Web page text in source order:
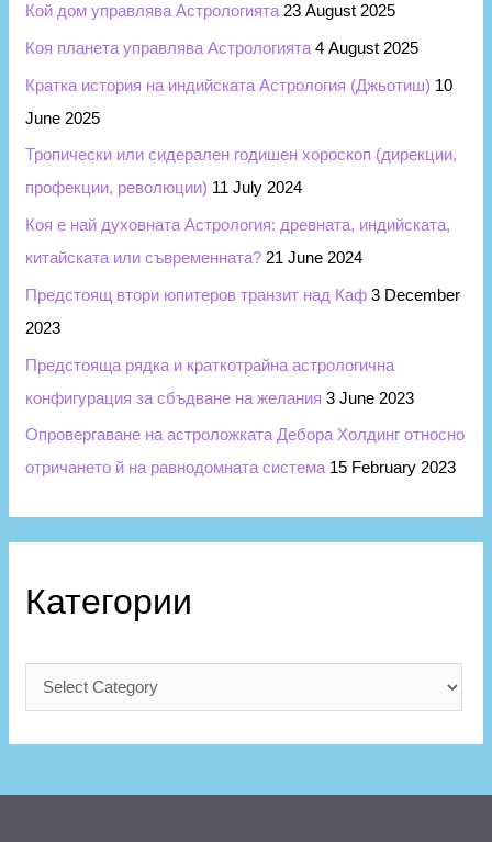
Кой дом управлява Астрологията 23 August 2025
Коя планета управлява Астрологията 4 August 2025
Кратка история на индийската Астрология (Джьотиш) 10
June 2025
Тропически или сидерален годишен хороскоп (дирекции,
профекции, революции) 11 July 2024
Коя е най духовната Астрология: древната, индийската,
китайската или съвременната? 21 June 2024
Предстоящ втори юпитеров транзит над Каф 3 December
2023
Предстояща рядка и краткотрайна астрологична
конфигурация за сбъдване на желания 3 June 2023
Опровергаване на астроложката Дебора Холдинг относно
отричането й на равнодомната система 15 February 2023
Категории